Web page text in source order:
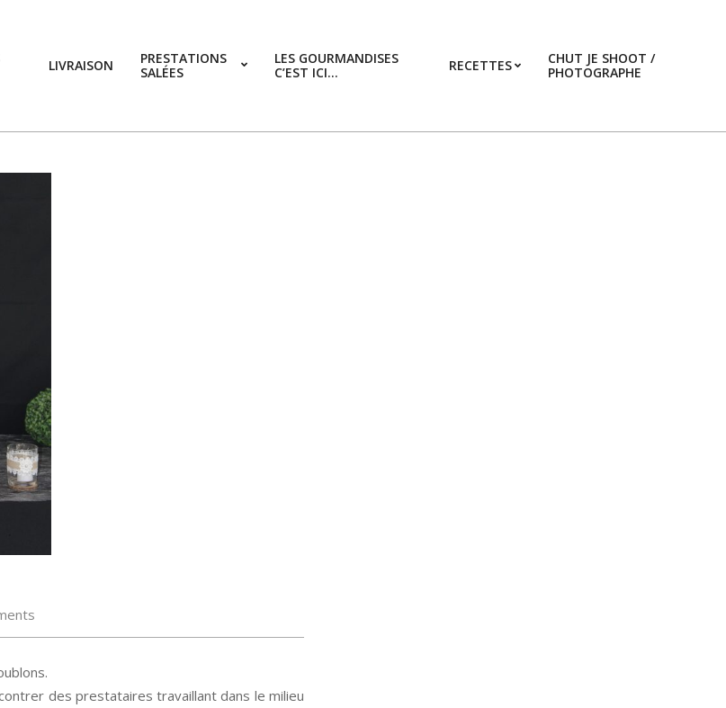
LIVRAISON
PRESTATIONS
SALÉES
LES GOURMANDISES
C’EST ICI…
RECETTES
CHUT JE SHOOT /
PHOTOGRAPHE
des prestataires travaillant dans le milieu